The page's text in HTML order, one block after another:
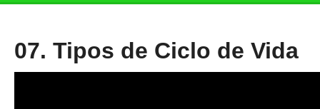
07. Tipos de Ciclo de Vida